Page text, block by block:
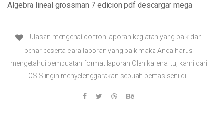
Algebra lineal grossman 7 edicion pdf descargar mega
Ulasan mengenai contoh laporan kegiatan yang baik dan
benar beserta cara laporan yang baik maka Anda harus
mengetahui pembuatan format laporan Oleh karena itu, kami dari
OSIS ingin menyelenggarakan sebuah pentas seni di